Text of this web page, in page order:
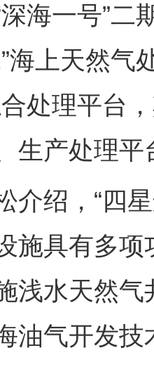
一号”二
海上天然气
处理平台
生产处理
绍，“四星
施具有多
浅水天然
油气开发